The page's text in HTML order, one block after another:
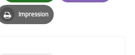
Whatsapp Email
Impression
Print